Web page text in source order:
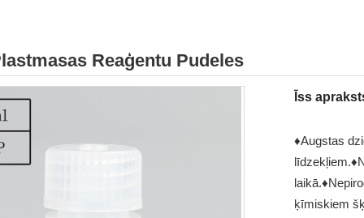
Reaģentu Pudeles
Īss
♦Augstas
līdzekļiem.
laikā.
ķīmiskiem